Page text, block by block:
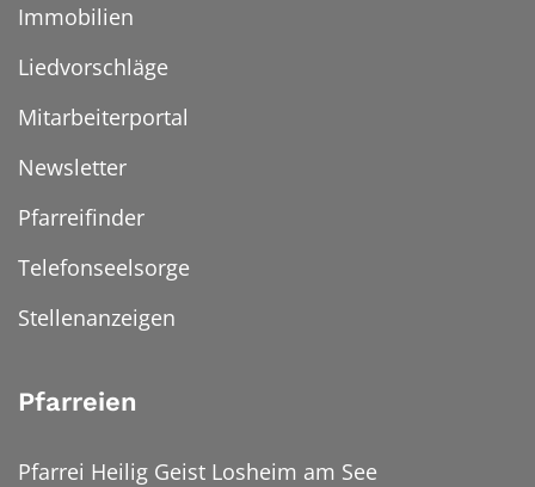
Immobilien
Liedvorschläge
Mitarbeiterportal
Newsletter
Pfarreifinder
Telefonseelsorge
Stellenanzeigen
Pfarreien
Pfarrei Heilig Geist Losheim am See